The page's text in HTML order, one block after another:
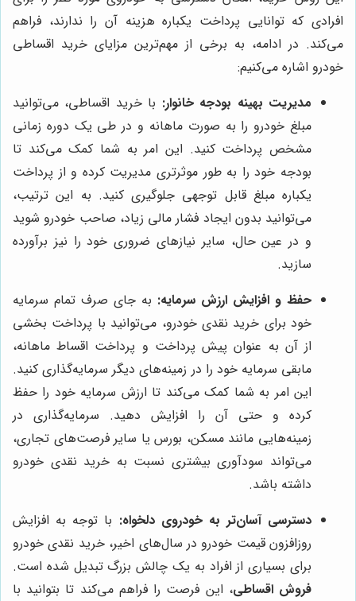
افرادی که توانایی پرداخت یکباره هزینه آن را ندارند، فراهم
می‌کند. در ادامه، به برخی از مهم‌ترین مزایای خرید اقساطی
خودرو اشاره می‌کنیم:
مدیریت بهینه بودجه خانوار: با خرید اقساطی، می‌توانید
مبلغ خودرو را به صورت ماهانه و در طی یک دوره زمانی
مشخص پرداخت کنید. این امر به شما کمک می‌کند تا
بودجه خود را به طور موثرتری مدیریت کرده و از پرداخت
یکباره مبلغ قابل توجهی جلوگیری کنید. به این ترتیب،
می‌توانید بدون ایجاد فشار مالی زیاد، صاحب خودرو شوید
و در عین حال، سایر نیازهای ضروری خود را نیز برآورده
سازید.
حفظ و افزایش ارزش سرمایه: به جای صرف تمام سرمایه
خود برای خرید نقدی خودرو، می‌توانید با پرداخت بخشی
از آن به عنوان پیش پرداخت و پرداخت اقساط ماهانه،
مابقی سرمایه خود را در زمینه‌های دیگر سرمایه‌گذاری کنید.
این امر به شما کمک می‌کند تا ارزش سرمایه خود را حفظ
کرده و حتی آن را افزایش دهید. سرمایه‌گذاری در
زمینه‌هایی مانند مسکن، بورس یا سایر فرصت‌های تجاری،
می‌تواند سودآوری بیشتری نسبت به خرید نقدی خودرو
داشته باشد.
دسترسی آسان‌تر به خودروی دلخواه: با توجه به افزایش
روزافزون قیمت خودرو در سال‌های اخیر، خرید نقدی خودرو
برای بسیاری از افراد به یک چالش بزرگ تبدیل شده است.
فروش اقساطی، این فرصت را فراهم می‌کند تا بتوانید با